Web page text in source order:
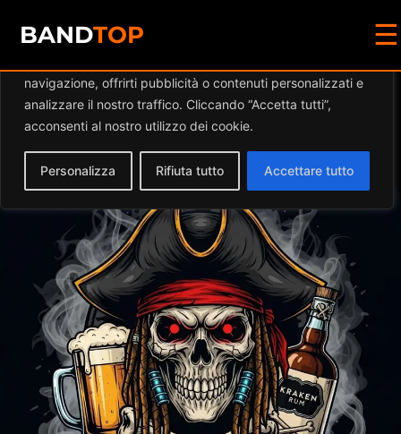
Diamo valore alla tua privacy
navigazione, offrirti pubblicità o contenuti personalizzati e
analizzare il nostro traffico. Cliccando “Accetta tutti”,
acconsenti al nostro utilizzo dei cookie.
Personalizza Rifiuta tutto Accettare tutto
BANDTOP ☰
Events by this
organizer